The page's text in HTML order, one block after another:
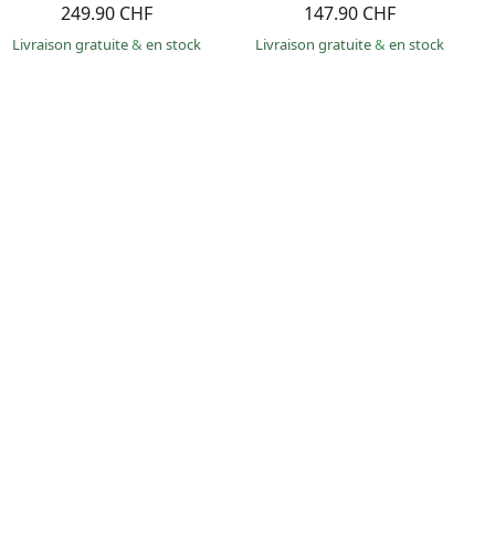
249.90 CHF
Livraison gratuite& en stock
147.90 CHF
Livraison gratuite& en stock